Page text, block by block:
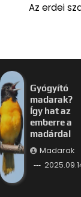
Az erdei
Gyógyító
madarak?
Így hat az
emberre a
madárdal
Madarak